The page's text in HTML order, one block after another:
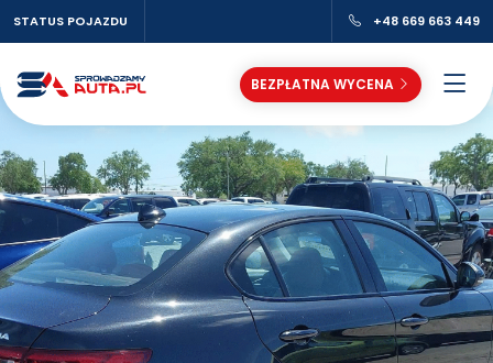
STATUS POJAZDU +48 669 663 449
BEZPŁATNA WYCENA